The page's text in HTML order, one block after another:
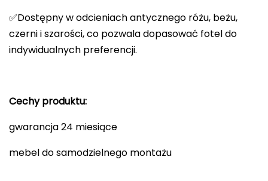
✅Dostępny w odcieniach antycznego różu, beżu,
czerni i szarości, co pozwala dopasować fotel do
indywidualnych preferencji.
Cechy produktu:
gwarancja 24 miesiące
mebel do samodzielnego montażu